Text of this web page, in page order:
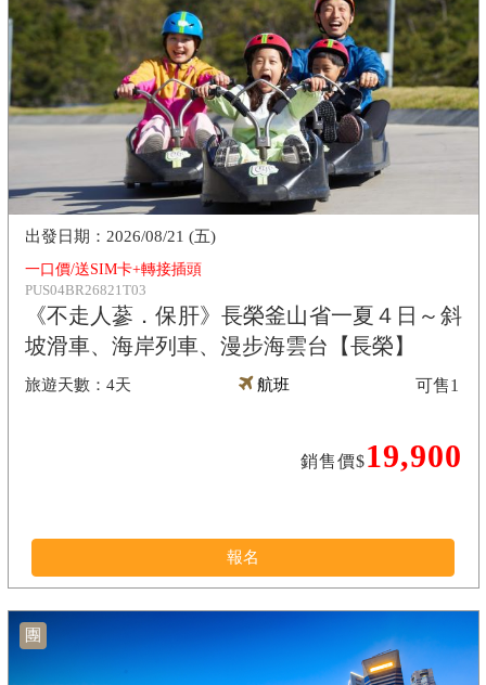
一口價/送SIM卡+轉接插頭
PUS04BR26821T03
《不走人蔘．保肝》長榮釜山省一夏４日～斜
坡滑車、海岸列車、漫步海雲台【長榮】
4天
2026/08/21 (五)
航班
銷售價$19,900
可售1
報名
團